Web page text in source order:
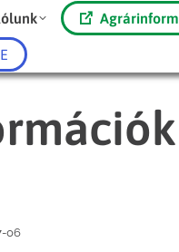
06